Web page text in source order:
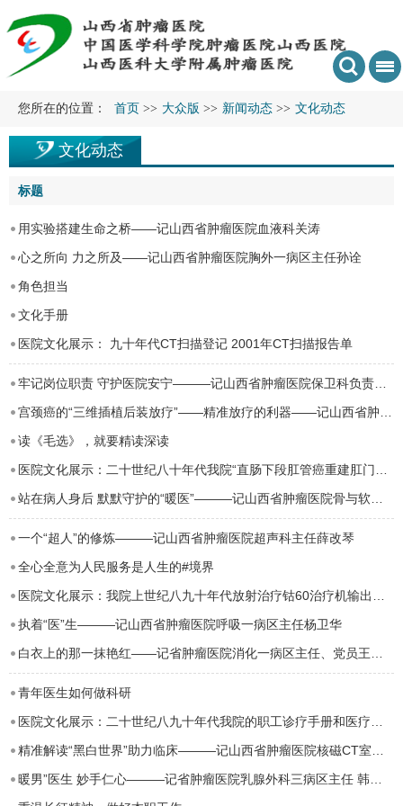
您所在的位置： 首页 >> 大众版 >> 新闻动态 >> 文化动态
文化动态
标题
用实验搭建生命之桥——记山西省肿瘤医院血液科关涛
心之所向 力之所及——记山西省肿瘤医院胸外一病区主任孙诠
角色担当
文化手册
医院文化展示： 九十年代CT扫描登记 2001年CT扫描报告单
读《毛选》，就要精读深读
一个“超人”的修炼———记山西省肿瘤医院超声科主任薛改琴
全心全意为人民服务是人生的#境界
执着“医”生———记山西省肿瘤医院呼吸一病区主任杨卫华
青年医生如何做科研